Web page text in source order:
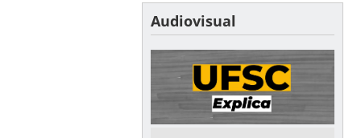
Audiovisual